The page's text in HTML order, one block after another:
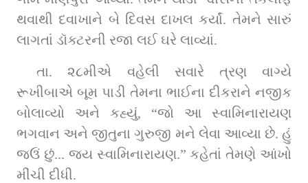
થવાથી દવાખાને બે દિવસ દાખલ કર્યાં. તેમને સારું
લાગતાં ડૉક્ટરની રજા લઈ ઘરે લાવ્યાં.
તા. ૨૮મીએ વહેલી સવારે ત્રણ વાગ્યે
રૂખીબાએ બૂમ પાડી તેમના ભાઈના દીકરાને નજીક
બોલાવ્યો અને કહ્યું, “જો આ સ્વામિનારાયણ
ભગવાન અને જીતુના ગુરુજી મને લેવા આવ્યા છે. હું
જઉં છું... જય સ્વામિનારાયણ.” કહેતાં તેમણે આંખો
મીંચી દીધી.